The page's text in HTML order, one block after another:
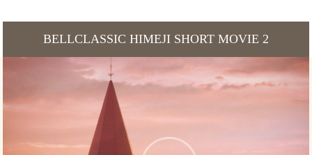
BELLCLASSIC HIMEJI SHORT MOVIE 2